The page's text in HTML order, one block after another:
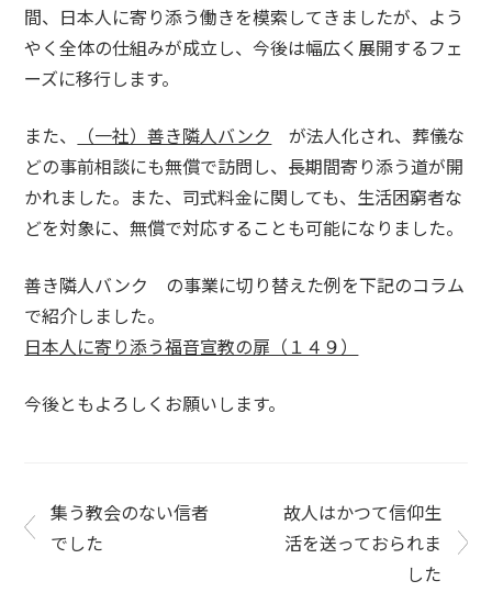
間、日本人に寄り添う働きを模索してきましたが、よう
やく全体の仕組みが成立し、今後は幅広く展開するフェ
ーズに移行します。
また、 （一社）善き隣人バンク
が法人化され、葬儀な
どの事前相談にも無償で訪問し、長期間寄り添う道が開
かれました。また、司式料金に関しても、生活困窮者な
どを対象に、無償で対応することも可能になりました。
善き隣人バンク の事業に切り替えた例を下記のコラム
で紹介しました。
日本人に寄り添う福音宣教の扉（１４９）
今後ともよろしくお願いします。
集う教会のない信者
でした
故人はかつて信仰生
活を送っておられま
した